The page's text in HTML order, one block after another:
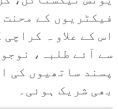
فیکٹریوں کے
اس کے علاو ہ
سے آئے طلبہ،
پسند ساتھیوں کی
بھی شریک ہوئی۔